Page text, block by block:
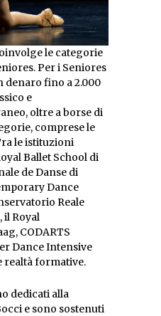
le categorie
Per i Seniores
denaro fino a 2.000
e
oltre a borse di
comprese le
le istituzioni
Ballet School di
de Danse di
Dance
Reale
il Royal
CODARTS
Dance Intensive
realtà formative.
dedicati alla
e sono sostenuti